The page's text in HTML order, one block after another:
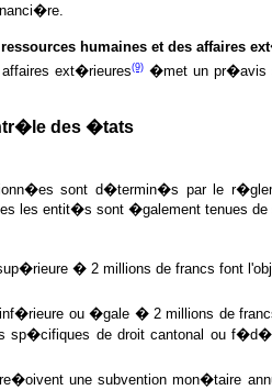
humaines et des affaires
ext�rieures(9)�met un pr�avis
des �tats
sont d�termin�s par le
les entit�s sont �galement tenues de
� 2 millions de francs font
ou �gale � 2 millions de
sp�cifiques de droit cantonal ou
une subvention mon�taire